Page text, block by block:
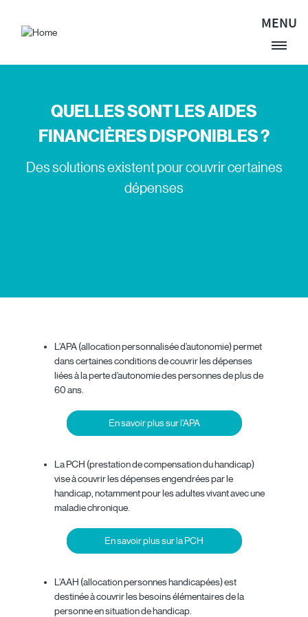
Site Logo
MENU
QUELLES SONT LES AIDES
FINANCIÈRES DISPONIBLES ?
Des solutions existent pour couvrir certaines
dépenses
L’APA (allocation personnalisée d’autonomie) permet
dans certaines conditions de couvrir les dépenses
liées à la perte d’autonomie des personnes de plus de
60 ans.
En savoir plus sur l’APA
La PCH (prestation de compensation du handicap)
vise à couvrir les dépenses engendrées par le
handicap, notamment pour les adultes vivant avec une
maladie chronique.
En savoir plus sur la PCH
L’AAH (allocation personnes handicapées) est
destinée à couvrir les besoins élémentaires de la
personne en situation de handicap.